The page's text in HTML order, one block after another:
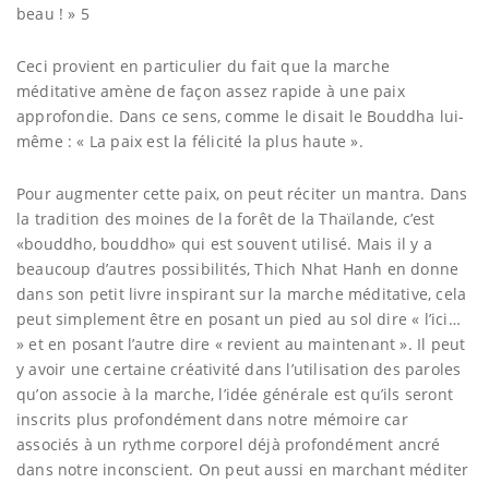
beau ! » 5
Ceci provient en particulier du fait que la marche
méditative amène de façon assez rapide à une paix
approfondie. Dans ce sens, comme le disait le Bouddha lui-
même : « La paix est la félicité la plus haute ».
Pour augmenter cette paix, on peut réciter un mantra. Dans
la tradition des moines de la forêt de la Thaïlande, c’est
«bouddho, bouddho» qui est souvent utilisé. Mais il y a
beaucoup d’autres possibilités, Thich Nhat Hanh en donne
dans son petit livre inspirant sur la marche méditative, cela
peut simplement être en posant un pied au sol dire « l’ici…
» et en posant l’autre dire « revient au maintenant ». Il peut
y avoir une certaine créativité dans l’utilisation des paroles
qu’on associe à la marche, l’idée générale est qu’ils seront
inscrits plus profondément dans notre mémoire car
associés à un rythme corporel déjà profondément ancré
dans notre inconscient. On peut aussi en marchant méditer